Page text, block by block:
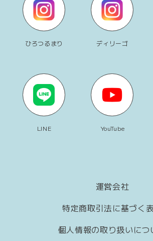
ひろつるまり ディリーゴ
LINE YouTube
運営会社
特定商取引法に基づく
個人情報の取り扱いにつ